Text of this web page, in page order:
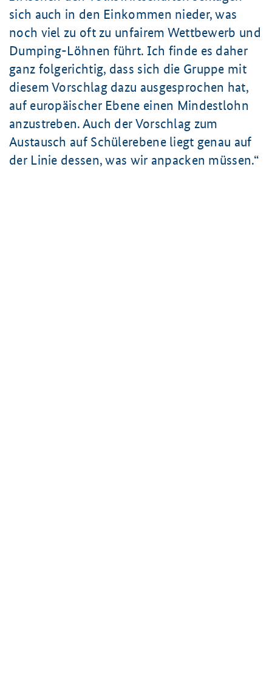
sich auch in den Einkommen nieder, was
noch viel zu oft zu unfairem Wettbewerb und
Dumping-Löhnen führt. Ich finde es daher
ganz folgerichtig, dass sich die Gruppe mit
diesem Vorschlag dazu ausgesprochen hat,
auf europäischer Ebene einen Mindestlohn
anzustreben. Auch der Vorschlag zum
Austausch auf Schülerebene liegt genau auf
der Linie dessen, was wir anpacken müssen.